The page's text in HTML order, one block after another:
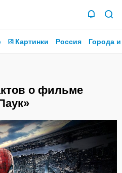
Картинки Россия Города
о фильме